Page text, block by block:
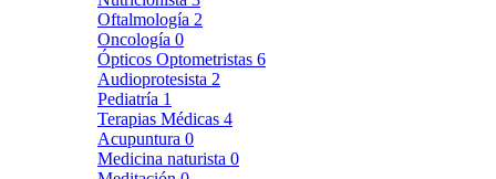
Oftalmología 2
Oncología 0
Ópticos Optometristas 6
Audioprotesista 2
Pediatría 1
Terapias Médicas 4
Acupuntura 0
Medicina naturista 0